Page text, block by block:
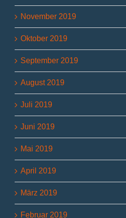
November 2019
Oktober 2019
September 2019
August 2019
Juli 2019
Juni 2019
Mai 2019
April 2019
März 2019
Februar 2019